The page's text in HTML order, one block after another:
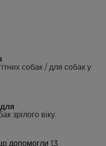
собак / для собак у
зрілого віку.
допомогли 13